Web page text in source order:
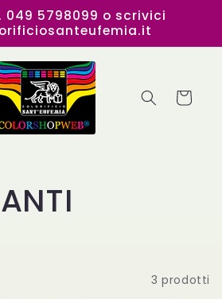
049 5798099 o scrivici
Carrello
3 prodotti